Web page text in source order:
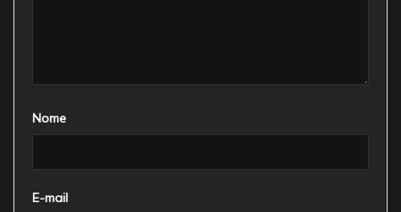
Nome
E-mail